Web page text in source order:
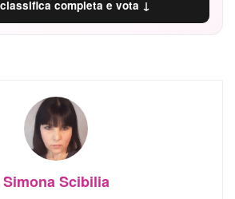
completa e vota ↓
Simona Scibilia